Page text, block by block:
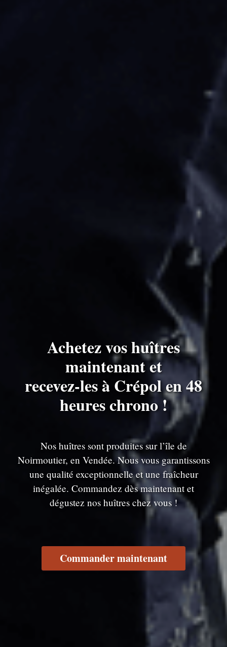
Achetez vos huîtres
maintenant et
recevez-les à Crépol en 48
heures chrono !
Nos huîtres sont produites sur l’île de
Noirmoutier, en Vendée. Nous vous garantissons
une qualité exceptionnelle et une fraîcheur
inégalée. Commandez dès maintenant et
dégustez nos huîtres chez vous !
Commander maintenant